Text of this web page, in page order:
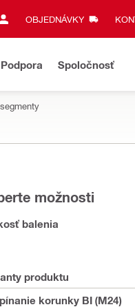
OBJEDNÁVKY
Podpora Spoločnosť
možnosti
balenia
produktu
korunky BI (M24)